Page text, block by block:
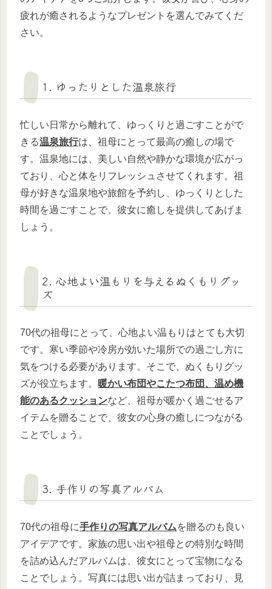
疲れが癒されるようなプレゼントを選んでみてくだ
さい。
1. ゆったりとした温泉旅行
忙しい日常から離れて、ゆっくりと過ごすことがで
きる温泉旅行は、祖母にとって最高の癒しの場で
す。温泉地には、美しい自然や静かな環境が広がっ
ており、心と体をリフレッシュさせてくれます。祖
母が好きな温泉地や旅館を予約し、ゆっくりとした
時間を過ごすことで、彼女に癒しを提供してあげま
しょう。
2. 心地よい温もりを与えるぬくもりグッ
ズ
70代の祖母にとって、心地よい温もりはとても大切
です。寒い季節や冷房が効いた場所での過ごし方に
気をつける必要があります。そこで、ぬくもりグッ
ズが役立ちます。
暖かい布団やこたつ布団、温め機
能のあるクッションなど、祖母が暖かく過ごせるア
イテムを贈ることで、彼女の心身の癒しにつながる
ことでしょう。
3. 手作りの写真アルバム
70代の祖母に手作りの写真アルバムを贈るのも良い
アイデアです。家族の思い出や祖母との特別な時間
を詰め込んだアルバムは、彼女にとって宝物になる
ことでしょう。写真には思い出が詰まっており、見